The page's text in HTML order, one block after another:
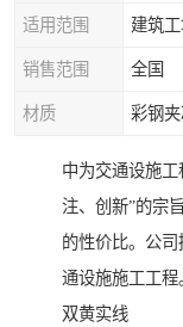
适用范围 建筑
销售范围 全国
材质 彩钢
中为交通设施
注、创新”的宗
的性价比。公
通设施施工工程
双黄实线